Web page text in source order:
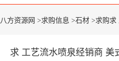
八方资源网 >求购信息 >石材 >求购求
求 工艺流水喷泉经销商 美